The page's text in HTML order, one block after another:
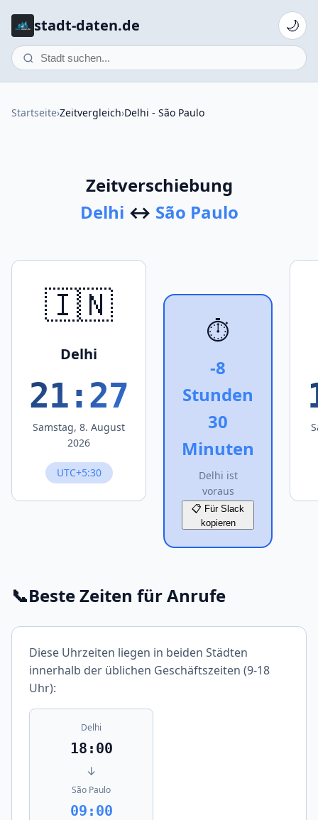
stadt-daten.de 🌙
Startseite›Zeitvergleich›Delhi - São Paulo
Zeitverschiebung
Delhi ↔ São Paulo
🇮🇳
Delhi
21:27
Samstag, 8. August
2026
UTC+5:30
⏱️
-8
Stunden
30
Minuten
Delhi ist
voraus
📋 Für Slack
kopieren
📞Beste Zeiten für Anrufe
Diese Uhrzeiten liegen in beiden Städten
innerhalb der üblichen Geschäftszeiten (9-18
Uhr):
Delhi
18:00
↓
São Paulo
09:00